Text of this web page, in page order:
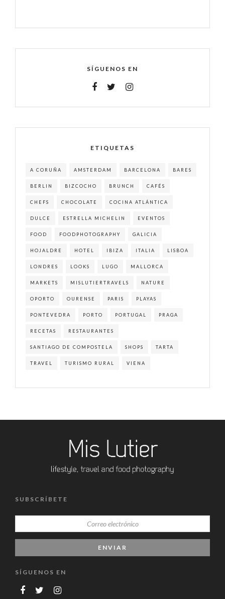
SÍGUENOS EN
ETIQUETAS
A CORUÑA AMSTERDAM BARCELONA BARES
BERLIN BIZCOCHO BRUNCH CAFÉS
CHEFS CHOCOLATE COCINA ATLÁNTICA
DULCE ESTRELLA MICHELIN EVENTOS
FOOD FOODPHOTOGRAPHY GALICIA
HOJALDRE HOTEL IBIZA ITALIA LISBOA
LONDRES LOOKS LUGO MALLORCA
MARKETS MISLUTIERTRAVELS NATURE
OPORTO OURENSE PARIS PLAYAS
PONTEVEDRA PORTO PORTUGAL PRAGA
RECETAS RESTAURANTES
SANTIAGO DE COMPOSTELA SHOPS TARTA
TRAVEL TURISMO RURAL VIENA
SUBSCRÍBETE
SÍGUENOS EN